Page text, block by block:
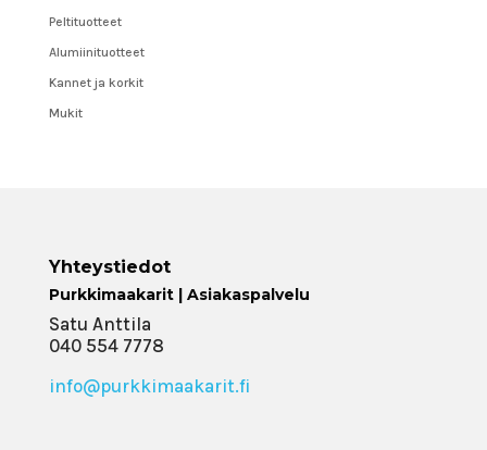
Peltituotteet
Alumiinituotteet
Kannet ja korkit
Mukit
Yhteystiedot
Purkkimaakarit | Asiakaspalvelu
Satu Anttila
040 554 7778
info@purkkimaakarit.fi